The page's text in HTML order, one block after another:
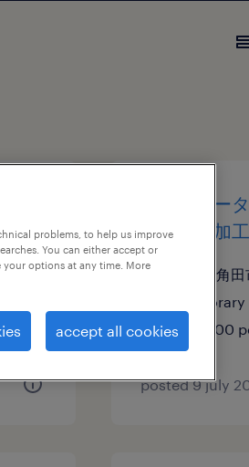
コンピュー
立・部品加工
宮城県角
temporary
¥1192.00
posted 9 july
problems, to help us improve
You can either accept or
options at any time. More
accept all cookies